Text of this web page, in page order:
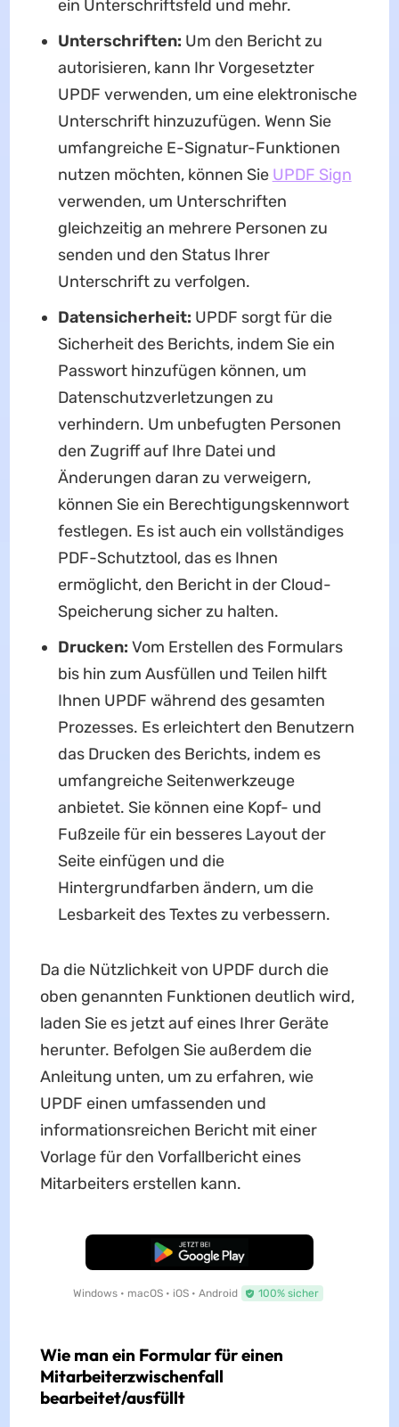
ein Unterschriftsfeld und mehr.
Unterschriften: Um den Bericht zu
autorisieren, kann Ihr Vorgesetzter
UPDF verwenden, um eine elektronische
Unterschrift hinzuzufügen. Wenn Sie
umfangreiche E-Signatur-Funktionen
nutzen möchten, können Sie UPDF Sign
verwenden, um Unterschriften
gleichzeitig an mehrere Personen zu
senden und den Status Ihrer
Unterschrift zu verfolgen.
Datensicherheit: UPDF sorgt für die
Sicherheit des Berichts, indem Sie ein
Passwort hinzufügen können, um
Datenschutzverletzungen zu
verhindern. Um unbefugten Personen
den Zugriff auf Ihre Datei und
Änderungen daran zu verweigern,
können Sie ein Berechtigungskennwort
festlegen. Es ist auch ein vollständiges
PDF-Schutztool, das es Ihnen
ermöglicht, den Bericht in der Cloud-
Speicherung sicher zu halten.
Drucken: Vom Erstellen des Formulars
bis hin zum Ausfüllen und Teilen hilft
Ihnen UPDF während des gesamten
Prozesses. Es erleichtert den Benutzern
das Drucken des Berichts, indem es
umfangreiche Seitenwerkzeuge
anbietet. Sie können eine Kopf- und
Fußzeile für ein besseres Layout der
Seite einfügen und die
Hintergrundfarben ändern, um die
Lesbarkeit des Textes zu verbessern.
Da die Nützlichkeit von UPDF durch die
oben genannten Funktionen deutlich wird,
laden Sie es jetzt auf eines Ihrer Geräte
herunter. Befolgen Sie außerdem die
Anleitung unten, um zu erfahren, wie
UPDF einen umfassenden und
informationsreichen Bericht mit einer
Vorlage für den Vorfallbericht eines
Mitarbeiters erstellen kann.
Kostenloser Download
Windows • macOS • iOS • Android 100% sicher
Wie man ein Formular für einen
Mitarbeiterzwischenfall
bearbeitet/ausfüllt